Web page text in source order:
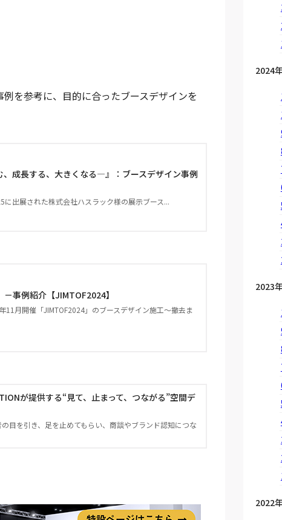
を参考に、目的に合ったブースデザインを
成長する、大きくなる―』：ブースデザイン事例
に出展された株式会社ハスラック様の展示ブース...
事例紹介【JIMTOF2024】
11月開催「JIMTOF2024」のブースデザイン施工～撤去ま
が提供する“見て、止まって、つながる”空間デ
目を引き、足を止めてもらい、商談やブランド認知につな
2024
2023
2022